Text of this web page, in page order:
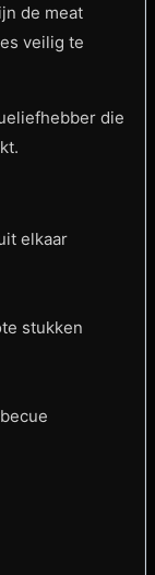
de meat
veilig te
die
elkaar
stukken